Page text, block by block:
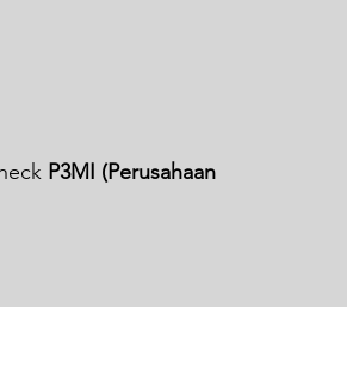
P3MI (Perusahaan